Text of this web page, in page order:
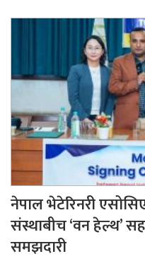
नेपाल भेटेरिनरी
संस्थाबीच ‘वन हेल्थ’
समझदारी